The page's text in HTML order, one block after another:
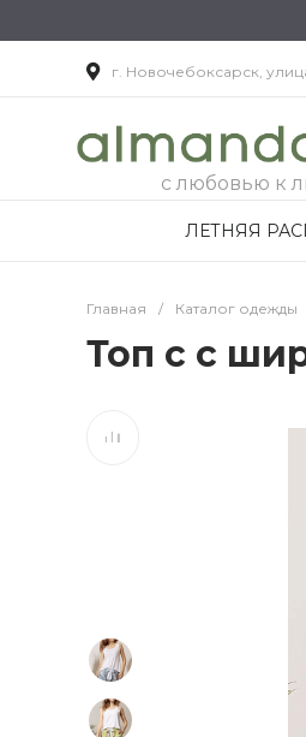
г. Новочебоксарск,
с любовью к
ЛЕТНЯЯ
Главная / Каталог одежды
Топ с с